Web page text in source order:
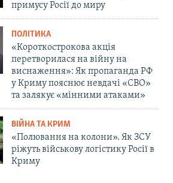
примусу Росії до миру
ПОЛІТИКА
«Короткострокова акція
перетворилася на війну на
виснаження»: Як пропаганда РФ
у Криму пояснює невдачі «СВО»
та залякує «мінними атаками»
ВІЙНА ТА КРИМ
«Полювання на колони». Як ЗСУ
ріжуть військову логістику Росії в
Криму